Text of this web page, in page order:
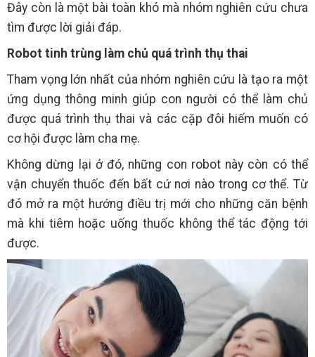
Đây còn là một bài toàn khó mà nhóm nghiên cứu chưa
tìm được lời giải đáp.
Robot tinh trùng làm chủ quá trình thụ thai
Tham vọng lớn nhất của nhóm nghiên cứu là tạo ra một
ứng dụng thông minh giúp con người có thể làm chủ
được quá trình thụ thai và các cặp đôi hiếm muốn có
cơ hội được làm cha mẹ.
Không dừng lại ở đó, những con robot này còn có thể
vận chuyển thuốc đến bất cứ nơi nào trong cơ thể. Từ
đó mở ra một hướng điều trị mới cho những căn bệnh
mà khi tiêm hoặc uống thuốc không thể tác động tới
được.